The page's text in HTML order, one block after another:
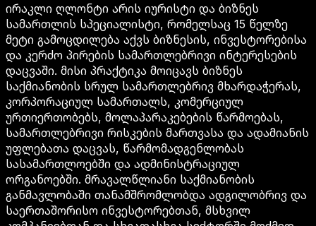
ირაკლი ღლონტი არის იურისტი და ბიზნეს
სამართლის სპეციალისტი, რომელსაც 15 წელზე
მეტი გამოცდილება აქვს ბიზნესის, ინვესტორებისა
და კერძო პირების სამართლებრივი ინტერესების
დაცვაში. მისი პრაქტიკა მოიცავს ბიზნეს
საქმიანობის სრულ სამართლებრივ მხარდაჭერას,
კორპორაციულ სამართალს, კომერციულ
ურთიერთობებს, მოლაპარაკებების წარმოებას,
სამართლებრივი რისკების მართვასა და ადამიანის
უფლებათა დაცვას, წარმომადგენლობას
სასამართლოებში და ადმინისტრაციულ
ორგანოებში. მრავალწლიანი საქმიანობის
განმავლობაში თანამშრომლობდა ადგილობრივ და
საერთაშორისო ინვესტორებთან, მსხვილ